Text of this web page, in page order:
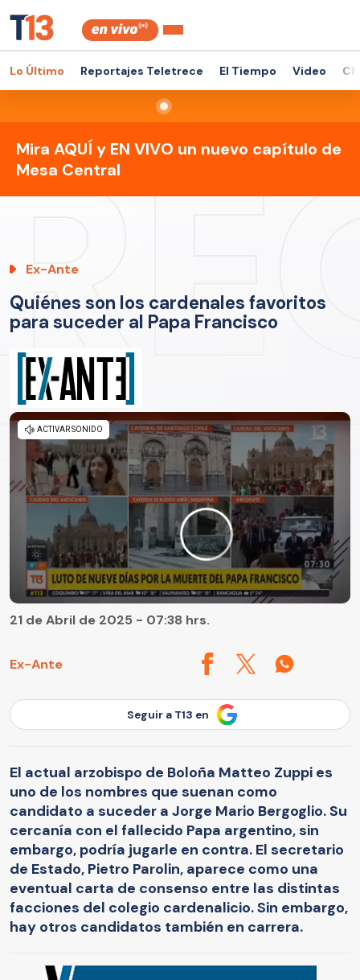
Lo Último Reportajes Teletrece El Tiempo Video
Mira AQUÍ y EN VIVO un nuevo capítulo de
Mesa Central
Ex-Ante
Quiénes son los cardenales favoritos
para suceder al Papa Francisco
Ex-Ante
21 de Abril de 2025 - 07:38 hrs.
Seguir a T13 en
El actual arzobispo de Boloña Matteo Zuppi es
uno de los nombres que suenan como
candidato a suceder a Jorge Mario Bergoglio. Su
cercanía con el fallecido Papa argentino, sin
embargo, podría jugarle en contra. El secretario
de Estado, Pietro Parolin, aparece como una
eventual carta de consenso entre las distintas
facciones del colegio cardenalicio. Sin embargo,
hay otros candidatos también en carrera.